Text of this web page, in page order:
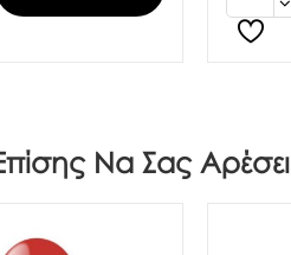
Να Σας Αρέσει